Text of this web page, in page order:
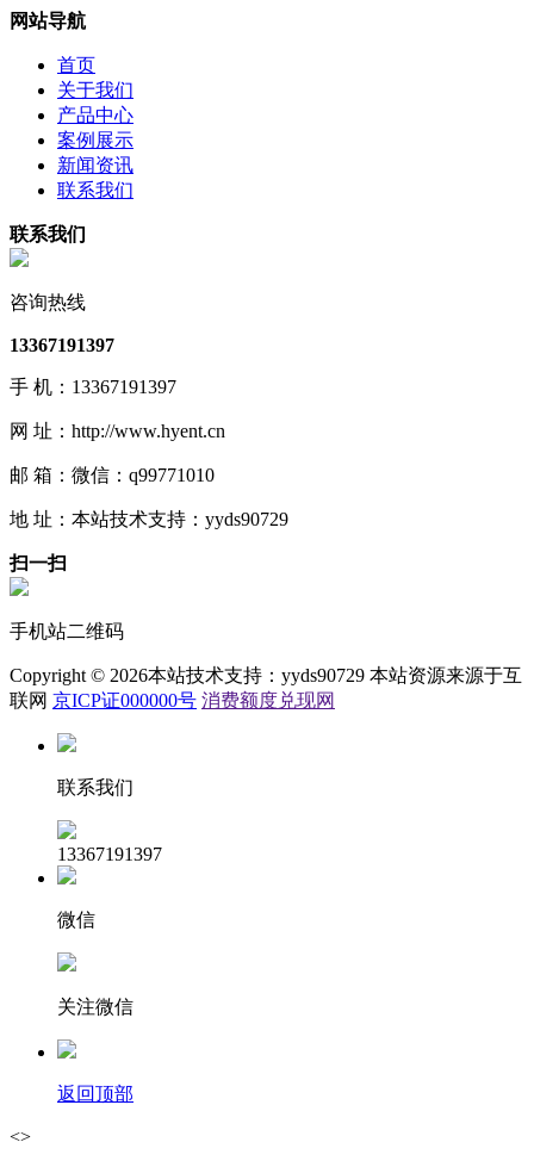
网站导航
首页
关于我们
产品中心
案例展示
新闻资讯
联系我们
联系我们
咨询热线
13367191397
手 机：13367191397
网 址：http://www.hyent.cn
邮 箱：微信：q99771010
地 址：本站技术支持：yyds90729
扫一扫
手机站二维码
Copyright © 2026本站技术支持：yyds90729 本站资源来源于互
联网 京ICP证000000号 消费额度兑现网
联系我们
13367191397
微信
关注微信
返回顶部
<>